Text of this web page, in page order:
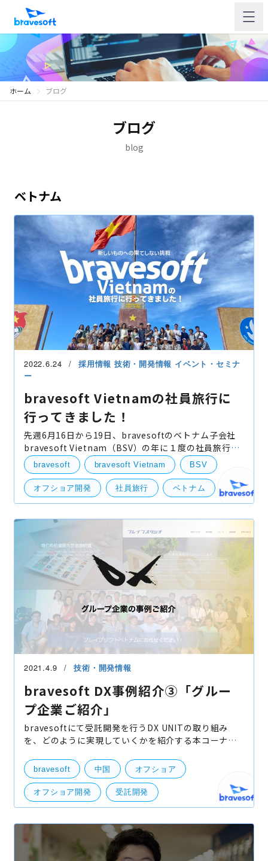
ホーム ブログ
ブログ
blog
ベトナム
2022.6.24 採用情報 技術・開発情報 イベント・セミナ
ー
bravesoft Vietnamの社員旅行に
行ってきました！
先週6月16日から19日、bravesoftのベトナム子会社
bravesoft Vietnam（BSV）の年に１度の社員旅行が
ありまして、代表の菅澤をはじめとする弊社社員２名
の３名がゲストとして本旅行に同行して参りました。
本ブログで
bravesoft bravesoft Vietnam BSV
オフショア開発 社員旅行 ベトナム
2021.4.9 技術・開発情報
bravesoft DX事例紹介③「グルー
プ企業ご紹介」
bravesoftにて受託開発を行うDX UNITの取り組み
を、どのように実現していくかを紹介する本コーナー
企業をご紹介させて頂きます。 bravesoftは設立の翌
年より中国で
bravesoft 中国 オフショア
オフショア開発 受託開発
開発実績